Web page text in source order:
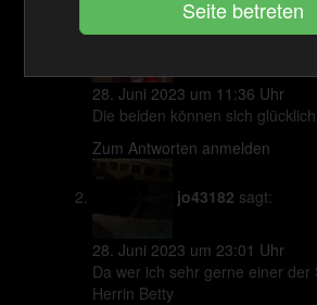
olafklein sagt:
28. Juni 2023 um 11:36 Uhr
Die beiden können sich
Zum Antworten anmelden
jo43182 sagt:
28. Juni 2023 um 23:01 Uhr
Da wer ich sehr gerne einer der
Herrin Betty